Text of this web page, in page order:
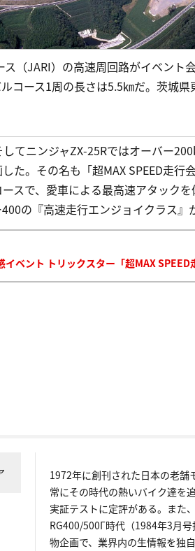
（JARI）の高速周回路がイベント
コース1周の長さは5.5㎞だ。茨城
てニンジャZX-25Rではオーバー
た。その名も「超MAX SPEED走行
スで、愛車による最高速アタック
の『高速走行エンジョイクラス
ベント トリックスター「超MAX SPEED
1972年に創刊された日本の老舗
常にその時代の熱いバイク達を
実証テストに定評がある。また
RG400/500Γ時代（1984年3月
物企画で、業界内の生情報を独